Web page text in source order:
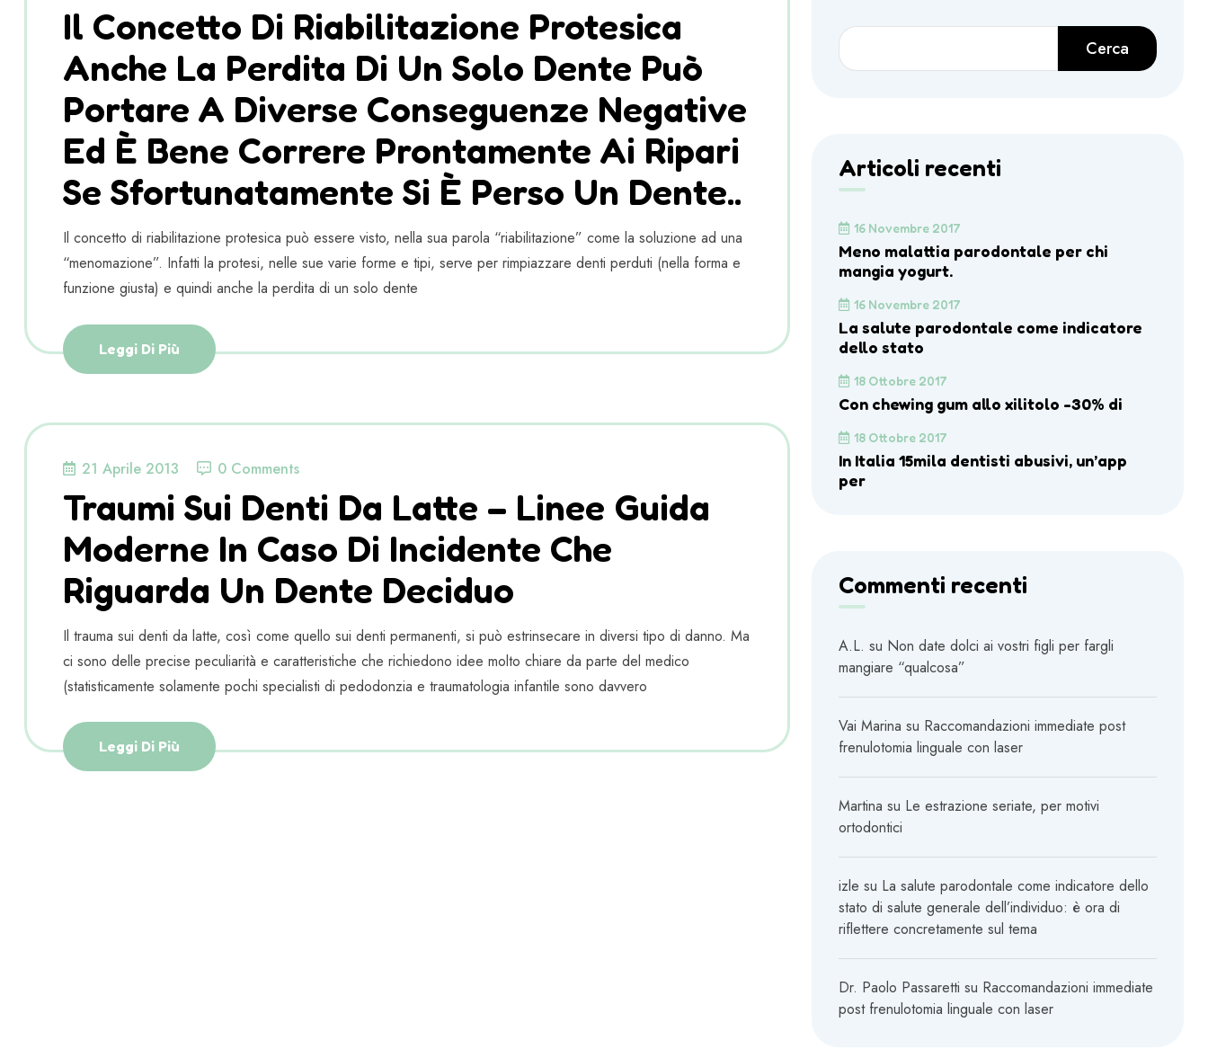
Il Concetto Di Riabilitazione Protesica
Anche La Perdita Di Un Solo Dente Può
Portare A Diverse Conseguenze Negative
Ed È Bene Correre Prontamente Ai Ripari
Se Sfortunatamente Si È Perso Un Dente..
Il concetto di riabilitazione protesica può essere visto, nella sua parola “riabilitazione” come la soluzione ad una
“menomazione”. Infatti la protesi, nelle sue varie forme e tipi, serve per rimpiazzare denti perduti (nella forma e
funzione giusta) e quindi anche la perdita di un solo dente
Leggi Di Più
21 Aprile 2013 0 Comments
Traumi Sui Denti Da Latte – Linee Guida
Moderne In Caso Di Incidente Che
Riguarda Un Dente Deciduo
Il trauma sui denti da latte, così come quello sui denti permanenti, si può estrinsecare in diversi tipo di danno. Ma
ci sono delle precise peculiarità e caratteristiche che richiedono idee molto chiare da parte del medico
(statisticamente solamente pochi specialisti di pedodonzia e traumatologia infantile sono davvero
Leggi Di Più
Cerca
Articoli recenti
16 Novembre 2017
Meno malattia parodontale per chi
mangia yogurt.
16 Novembre 2017
La salute parodontale come indicatore
dello stato
18 Ottobre 2017
Con chewing gum allo xilitolo -30% di
18 Ottobre 2017
In Italia 15mila dentisti abusivi, un’app
per
Commenti recenti
A.L. su Non date dolci ai vostri figli per fargli
mangiare “qualcosa”
Vai Marina su Raccomandazioni immediate post
frenulotomia linguale con laser
Martina su Le estrazione seriate, per motivi
ortodontici
izle su La salute parodontale come indicatore dello
stato di salute generale dell’individuo: è ora di
riflettere concretamente sul tema
Dr. Paolo Passaretti su Raccomandazioni immediate
post frenulotomia linguale con laser